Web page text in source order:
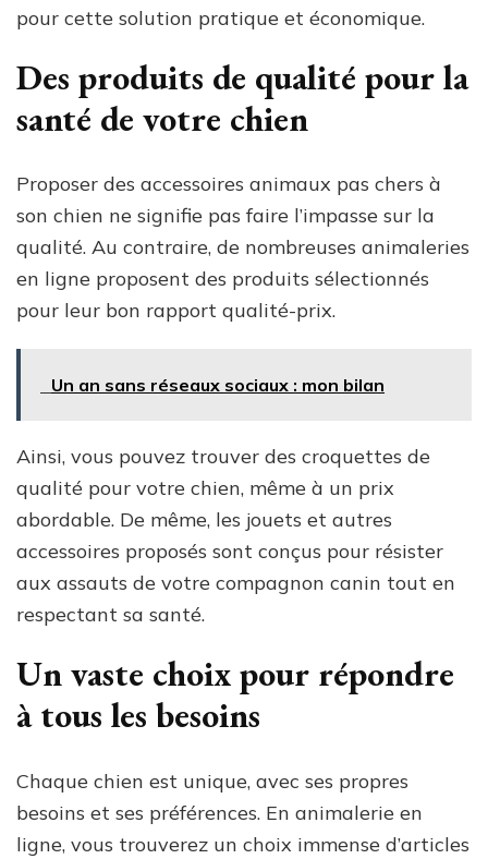
pour cette solution pratique et économique.
Des produits de qualité pour la
santé de votre chien
Proposer des accessoires animaux pas chers à
son chien ne signifie pas faire l’impasse sur la
qualité. Au contraire, de nombreuses animaleries
en ligne proposent des produits sélectionnés
pour leur bon rapport qualité-prix.
Un an sans réseaux sociaux : mon bilan
Ainsi, vous pouvez trouver des croquettes de
qualité pour votre chien, même à un prix
abordable. De même, les jouets et autres
accessoires proposés sont conçus pour résister
aux assauts de votre compagnon canin tout en
respectant sa santé.
Un vaste choix pour répondre
à tous les besoins
Chaque chien est unique, avec ses propres
besoins et ses préférences. En animalerie en
ligne, vous trouverez un choix immense d’articles